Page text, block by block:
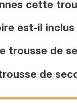
cette
est-il
trousse de
de